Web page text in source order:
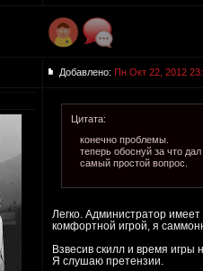
Добавлено: Пн Окт 22, 2012
Цитата:
конечно проблемы.
теперь обоснуй за что
самый простой вопрос.
Легко. Администратор
комфортной игрой, я
Взвесив скилл и время
Я слушаю претензии.